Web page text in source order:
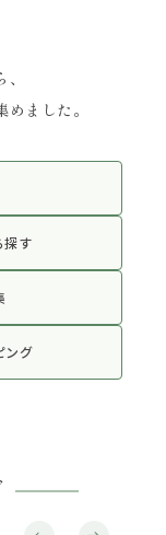
ました。
探す
ング